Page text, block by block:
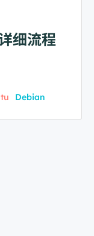
细流程
Debian